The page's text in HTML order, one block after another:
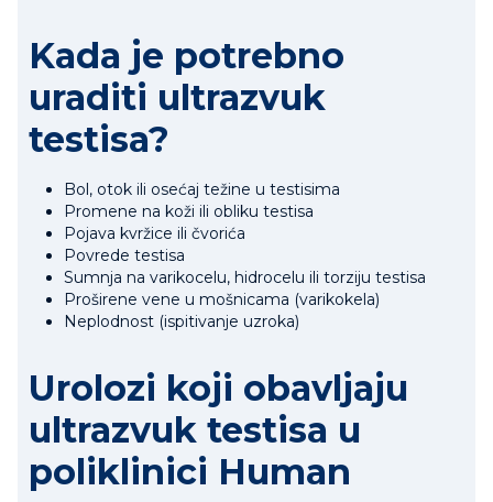
Kada je potrebno
uraditi ultrazvuk
testisa?
Bol, otok ili osećaj težine u testisima
Promene na koži ili obliku testisa
Pojava kvržice ili čvorića
Povrede testisa
Sumnja na varikocelu, hidrocelu ili torziju testisa
Proširene vene u mošnicama (varikokela)
Neplodnost (ispitivanje uzroka)
Urolozi koji obavljaju
ultrazvuk testisa u
poliklinici Human